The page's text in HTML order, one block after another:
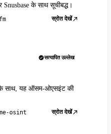
के साथ सूचीबद्ध।
स्रोत देखें
सत्यापित उल्लेख
के साथ, यह ऑसम-ओएसइंट की
osint स्रोत देखें